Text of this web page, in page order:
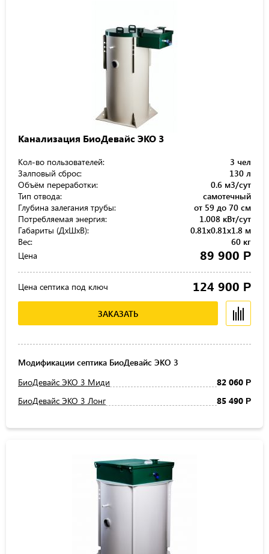
Канализация БиоДевайс ЭКО 3
Кол-во пользователей:
3 чел
Залповый сброс:
130 л
Объём переработки:
0.6 м3/сут
Тип отвода:
самотечный
Глубина залегания трубы:
от 59 до 70 см
Потребляемая энергия:
1.008 кВт/сут
Габариты (ДхШхВ):
0.81x0.81x1.8 м
Вес:
60 кг
Цена
89 900 Р
Цена септика под ключ 124 900 Р
ЗАКАЗАТЬ
Модификации септика БиоДевайс ЭКО 3
БиоДевайс ЭКО 3 Миди
82 060 Р
БиоДевайс ЭКО 3 Лонг 85 490 Р